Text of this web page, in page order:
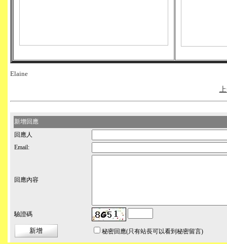
Elaine
新增回應
回應人
Email:
回應內容
驗證碼
秘密回應(只有站長可以看到秘密留言)